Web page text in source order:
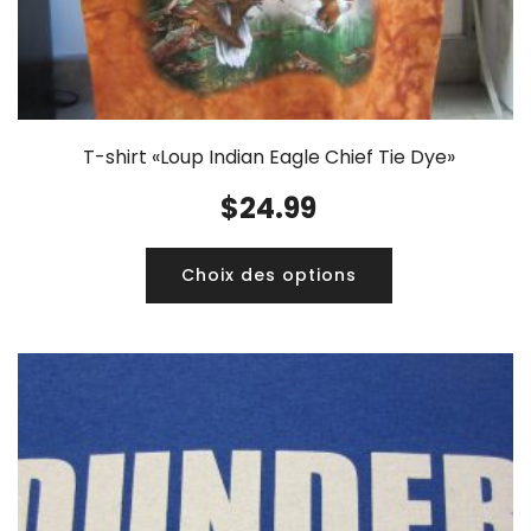
T-shirt «Loup Indian Eagle Chief Tie Dye»
$24.99
Choix des options